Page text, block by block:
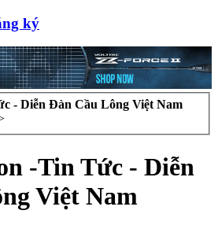
ký
- Diễn Đàn Cầu Lông Việt Nam
-Tin Tức - Diễn
Việt Nam